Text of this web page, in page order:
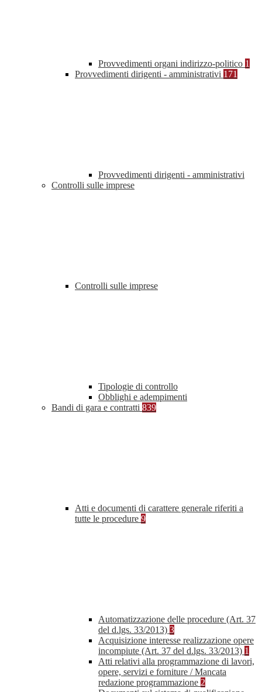
Provvedimenti organi indirizzo-politico 1
Provvedimenti dirigenti - amministrativi 171
Provvedimenti dirigenti - amministrativi
Controlli sulle imprese
Controlli sulle imprese
Tipologie di controllo
Obblighi e adempimenti
Bandi di gara e contratti 839
Atti e documenti di carattere generale riferiti a
tutte le procedure 9
Automatizzazione delle procedure (Art. 37
del d.lgs. 33/2013) 3
Acquisizione interesse realizzazione opere
incompiute (Art. 37 del d.lgs. 33/2013) 1
Atti relativi alla programmazione di lavori,
opere, servizi e forniture / Mancata
redazione programmazione 2